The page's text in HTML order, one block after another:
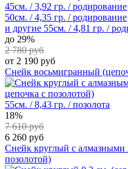
45см. / 3,92 гр. / родирование
50см. / 4,35 гр. / родирование
и другие 55см. / 4,81 гр. /
до 29%
2 780 руб
от 2 190 руб
Снейк восьмигранный
55см. / 8,43 гр. / позолота
18%
7 610 руб
6 260 руб
Снейк круглый с алмазными
позолотой)